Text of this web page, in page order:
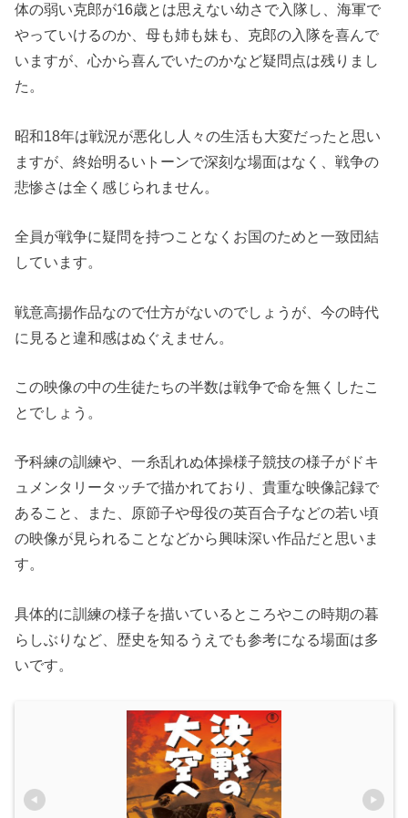
体の弱い克郎が16歳とは思えない幼さで入隊し、海軍で
やっていけるのか、母も姉も妹も、克郎の入隊を喜んで
いますが、心から喜んでいたのかなど疑問点は残りまし
た。
昭和18年は戦況が悪化し人々の生活も大変だったと思い
ますが、終始明るいトーンで深刻な場面はなく、戦争の
悲惨さは全く感じられません。
全員が戦争に疑問を持つことなくお国のためと一致団結
しています。
戦意高揚作品なので仕方がないのでしょうが、今の時代
に見ると違和感はぬぐえません。
この映像の中の生徒たちの半数は戦争で命を無くしたこ
とでしょう。
予科練の訓練や、一糸乱れぬ体操様子競技の様子がドキ
ュメンタリータッチで描かれており、貴重な映像記録で
あること、また、原節子や母役の英百合子などの若い頃
の映像が見られることなどから興味深い作品だと思いま
す。
具体的に訓練の様子を描いているところやこの時期の暮
らしぶりなど、歴史を知るうえでも参考になる場面は多
いです。